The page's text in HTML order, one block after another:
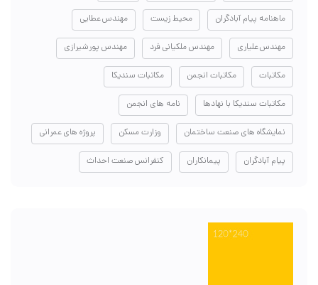
ماهنامه پیام آبادگران محیط زیست مهندس عطایی
مهندس علیاری مهندس ملکیانی فرد مهندس پورشیرازی
مکاتبات مکاتبات انجمن مکاتبات سندیکا
مکاتبات سندیکا با نهادها نامه های انجمن
نمایشگاه های صنعت ساختمان وزارت مسکن پروژه های عمرانی
پیام آبادگران پیمانکاران کنفرانس صنعت احداث